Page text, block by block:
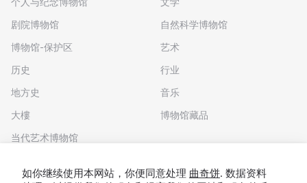
剧院博物馆
博物馆-保护区
历史
地方史
大樓
当代艺术博物馆
自然科学博物馆
艺术
行业
音乐
博物馆藏品
如你继续使用本网站，你便同意处理 曲奇饼. 数据资料